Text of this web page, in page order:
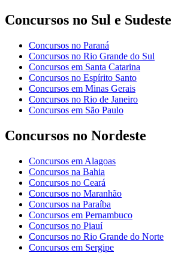
Concursos no Sul e Sudeste
Concursos no Paraná
Concursos no Rio Grande do Sul
Concursos em Santa Catarina
Concursos no Espírito Santo
Concursos em Minas Gerais
Concursos no Rio de Janeiro
Concursos em São Paulo
Concursos no Nordeste
Concursos em Alagoas
Concursos na Bahia
Concursos no Ceará
Concursos no Maranhão
Concursos na Paraíba
Concursos em Pernambuco
Concursos no Piauí
Concursos no Rio Grande do Norte
Concursos em Sergipe